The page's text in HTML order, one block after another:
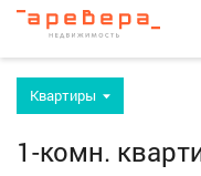
Квартиры
1-комн.